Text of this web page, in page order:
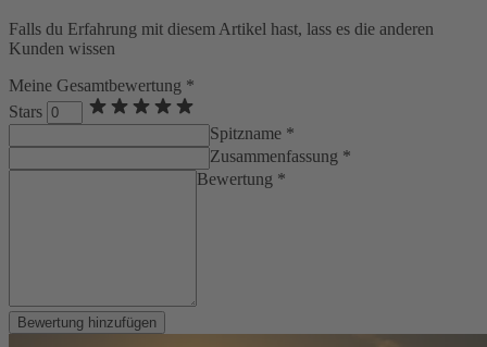
Falls du Erfahrung mit diesem Artikel hast, lass es die anderen
Kunden wissen
Meine Gesamtbewertung *
Stars
Spitzname *
Zusammenfassung *
Bewertung *
Bewertung hinzufügen